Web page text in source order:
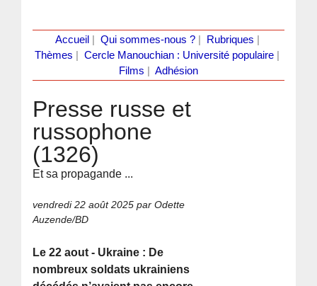
Accueil Qui sommes-nous ?| Rubriques
Thèmes
Cercle Manouchian : Université populaire
Films
Adhésion
Presse russe et
russophone
(1326)
Et sa propagande ...
vendredi 22 août 2025 par Odette
Auzende/BD
Le 22 aout - Ukraine : De
nombreux soldats ukrainiens